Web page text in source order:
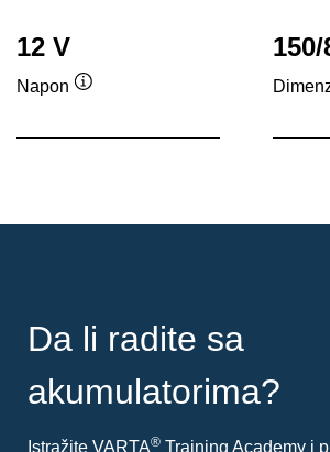
12 V
Napon
Da li radite sa
akumulatorima?
Istražite VARTA® Training Academy i